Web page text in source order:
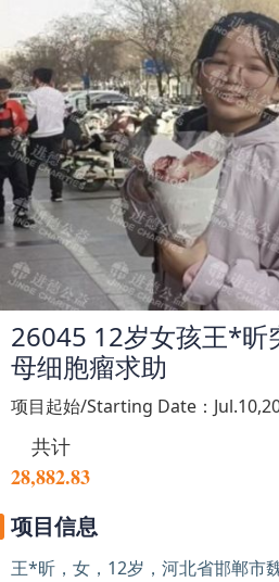
26045 12岁女孩王*昕
母细胞瘤求助
项目起始/Starting Date：
共计
28,882.83
项目信息
王*昕，女，12岁，河北省邯郸市